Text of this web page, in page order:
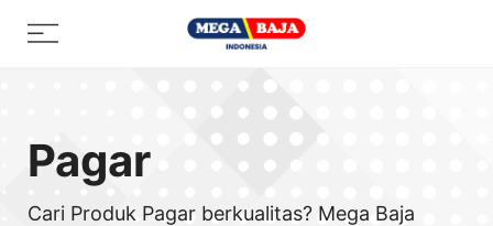
Menu
Pagar
Cari Produk Pagar berkualitas? Mega Baja